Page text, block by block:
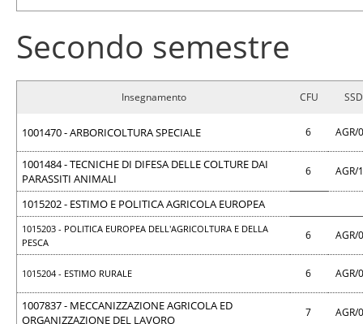
Secondo semestre
Insegnamento CFU SSD
1001470 - ARBORICOLTURA SPECIALE 6 AGR/
1001484 - TECNICHE DI DIFESA DELLE COLTURE DAI
PARASSITI ANIMALI
6 AGR/
1015202 - ESTIMO E POLITICA AGRICOLA EUROPEA
1015203 - POLITICA EUROPEA DELL'AGRICOLTURA E DELLA
PESCA
6 AGR/
1015204 - ESTIMO RURALE 6 AGR/
1007837 - MECCANIZZAZIONE AGRICOLA ED
ORGANIZZAZIONE DEL LAVORO
7 AGR/